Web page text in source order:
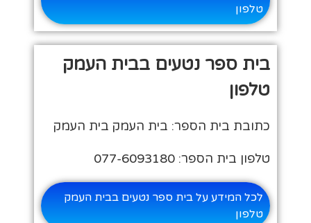
טלפון
בית ספר נטעים בבית העמק
טלפון
כתובת בית הספר: בית העמק בית העמק
טלפון בית הספר: 077-6093180
לכל המידע על בית ספר נטעים בבית העמק
טלפון